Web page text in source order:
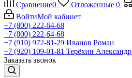
Сравнение0 Отложенные 0
ВойтиМой кабинет
+7 (800) 222-64-68
+7 (800) 222-64-68
+7 (910) 972-81-29 Иванов Роман
+7 (920) 109-01-81 Терёхин Александр
Заказать звонок